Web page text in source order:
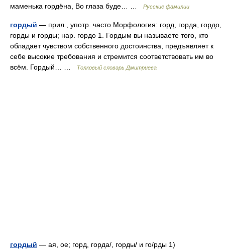
маменька гордёна, Во глаза буде… …
Русские фамилии
гордый — прил., употр. часто Морфология: горд, горда, гордо,
горды и горды; нар. гордо 1. Гордым вы называете того, кто
обладает чувством собственного достоинства, предъявляет к
себе высокие требования и стремится соответствовать им во
всём. Гордый… …
Толковый словарь Дмитриева
гордый — ая, ое; горд, горда/, горды/ и го/рды 1)